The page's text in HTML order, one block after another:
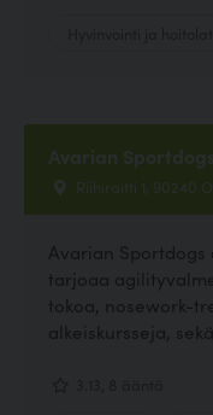
Avarian Sportdogs
Riihiraitti 1, 90240
Avarian
tarjoaa
tokoa, nosework-
alkeiskursseja,